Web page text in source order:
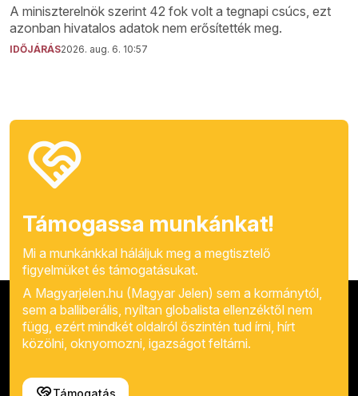
A miniszterelnök szerint 42 fok volt a tegnapi csúcs, ezt
azonban hivatalos adatok nem erősítették meg.
IDŐJÁRÁS2026. aug. 6. 10:57
Támogassa munkánkat!
Mi a munkánkkal háláljuk meg a megtisztelő
figyelmüket és támogatásukat.
A Magyarjelen.hu (Magyar Jelen) sem a kormánytól,
sem a balliberális, nyíltan globalista ellenzéktől nem
függ, ezért mindkét oldalról őszintén tud írni, hírt
közölni, oknyomozni, igazságot feltárni.
Támogatás